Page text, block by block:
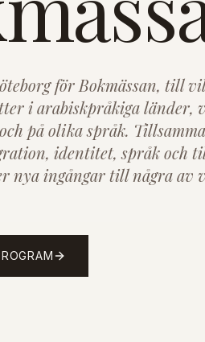
för Bokmässan, till
i arabiskpråkiga länder,
på olika språk.
identitet, språk och
nya ingångar till några av